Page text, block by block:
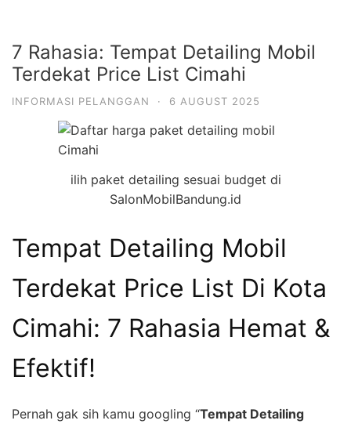
7 Rahasia: Tempat Detailing Mobil
Terdekat Price List Cimahi
INFORMASI PELANGGAN · 6 AUGUST 2025
ilih paket detailing sesuai budget di
SalonMobilBandung.id
Tempat Detailing Mobil
Terdekat Price List Di Kota
Cimahi: 7 Rahasia Hemat &
Efektif!
Pernah gak sih kamu googling “Tempat Detailing